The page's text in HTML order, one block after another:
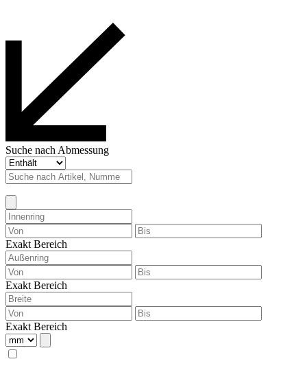
Suche nach Abmessung
Exakt Bereich
Exakt Bereich
Exakt Bereich